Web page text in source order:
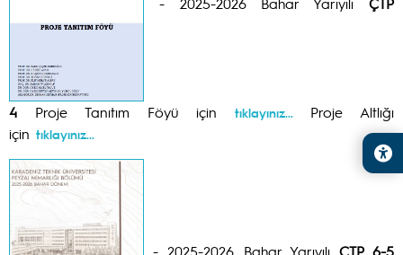
4 Proje Tanıtım Föyü için tıklayınız... Proje Altlığı
için tıklayınız...
- 2025-2026 Bahar Yarıyılı ÇTP 6-5